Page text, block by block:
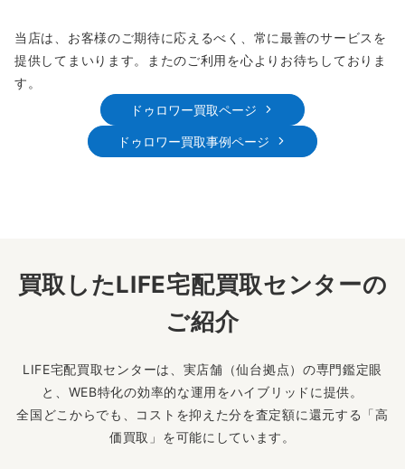
当店は、お客様のご期待に応えるべく、常に最善のサービスを
提供してまいります。またのご利用を心よりお待ちしておりま
す。
ドゥロワー買取ページ
ドゥロワー買取事例ページ
買取したLIFE宅配買取センターの
ご紹介
LIFE宅配買取センターは、実店舗（仙台拠点）の専門鑑定眼
と、WEB特化の効率的な運用をハイブリッドに提供。
全国どこからでも、コストを抑えた分を査定額に還元する「高
価買取」を可能にしています。